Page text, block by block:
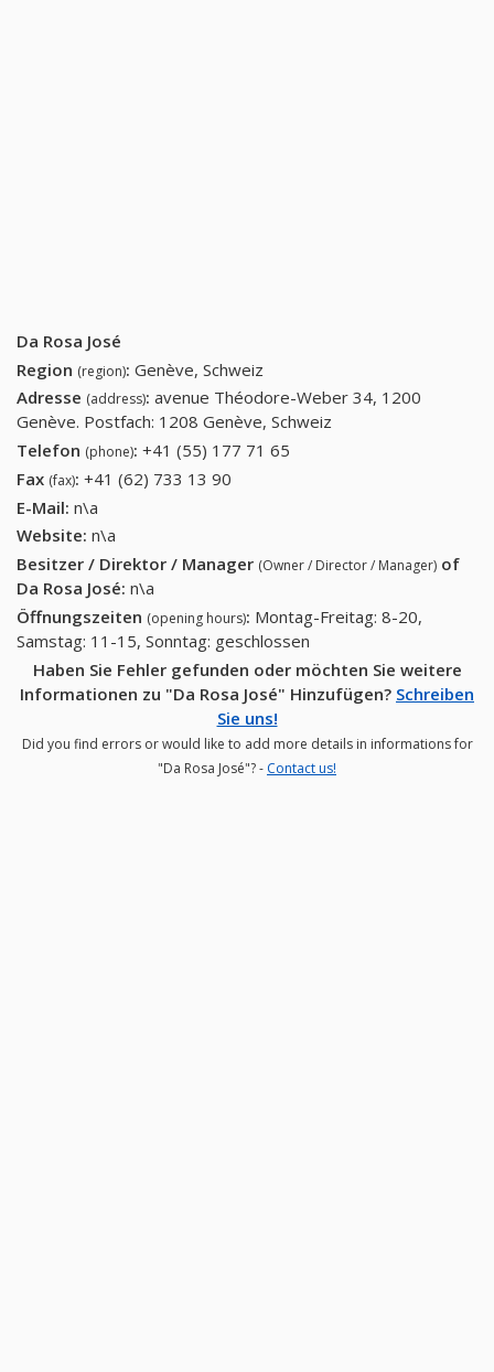
Da Rosa José
Region (region): Genève, Schweiz
Adresse (address): avenue Théodore-Weber 34, 1200
Genève. Postfach: 1208 Genève, Schweiz
Telefon (phone): +41 (55) 177 71 65
Fax (fax): +41 (62) 733 13 90
E-Mail: n\a
Website: n\a
Besitzer / Direktor / Manager (Owner / Director / Manager) of
Da Rosa José: n\a
Öffnungszeiten (opening hours): Montag-Freitag: 8-20,
Samstag: 11-15, Sonntag: geschlossen
Haben Sie Fehler gefunden oder möchten Sie weitere
Informationen zu "Da Rosa José" Hinzufügen? Schreiben
Sie uns!
Did you find errors or would like to add more details in informations for
"Da Rosa José"? - Contact us!